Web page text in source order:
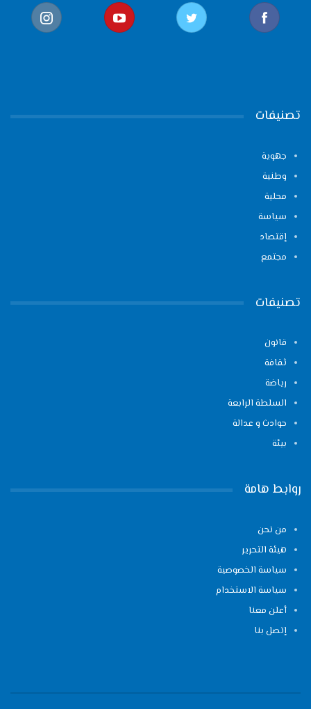
تصنيفات
جهوية
وطنية
محلية
سياسة
إقتصاد
مجتمع
تصنيفات
قانون
ثقافة
رياضة
السلطة الرابعة
حوادث و عدالة
بيئة
روابط هامة
من نحن
هيئة التحرير
سياسة الخصوصية
سياسة الاستخدام
أعلن معنا
إتصل بنا